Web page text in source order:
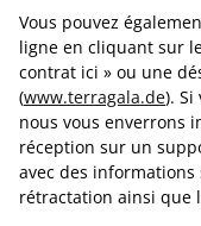
Vous pouvez
ligne en cliquant sur
contrat ici » ou une
(www.terragala.de).
nous vous enverrons
réception sur un
avec des
rétractation ainsi que